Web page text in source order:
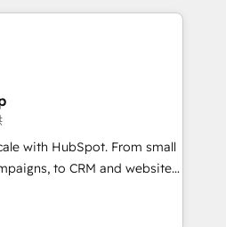
Trust us to
of HubSpot experience
HubSpot Accreditations 🌟
2021 🌟INBOUND’19
CRM. ✔️A team of
pricing models —
with HubSpot. From small
to CRM and websites.
in every inch of
work hand-in-hand with your